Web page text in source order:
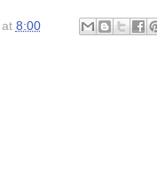
at 8:00